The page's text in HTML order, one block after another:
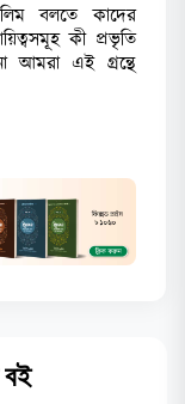
বলতে কাদের
কী প্রভৃতি
আমরা এই গ্রন্থে